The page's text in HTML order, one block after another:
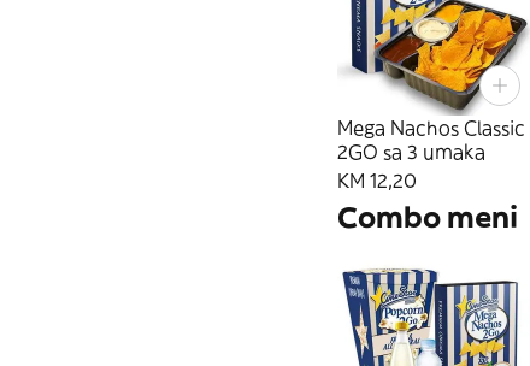
Mega Nachos Classic
2GO sa 3 umaka
KM 12,20
Combo meni